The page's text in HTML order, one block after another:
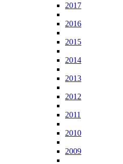
2017
2016
2015
2014
2013
2012
2011
2010
2009